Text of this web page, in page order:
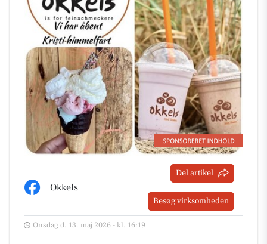
Okkels
Del artikel
Besøg virksomheden
Onsdag d. 13. maj 2026 - kl. 16:19